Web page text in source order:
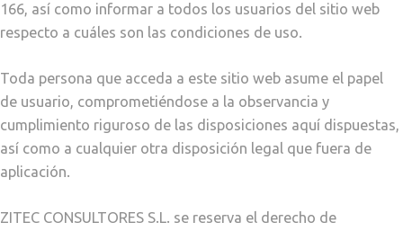
166, así como informar a todos los usuarios del sitio web
respecto a cuáles son las condiciones de uso.
Toda persona que acceda a este sitio web asume el papel
de usuario, comprometiéndose a la observancia y
cumplimiento riguroso de las disposiciones aquí dispuestas,
así como a cualquier otra disposición legal que fuera de
aplicación.
ZITEC CONSULTORES S.L. se reserva el derecho de